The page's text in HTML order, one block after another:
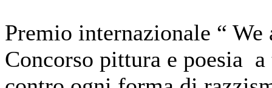
Premio internazionale “
Concorso pittura e poesia